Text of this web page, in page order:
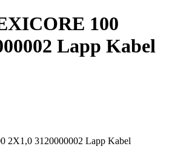
100
Lapp Kabel
2X1,0 3120000002 Lapp Kabel